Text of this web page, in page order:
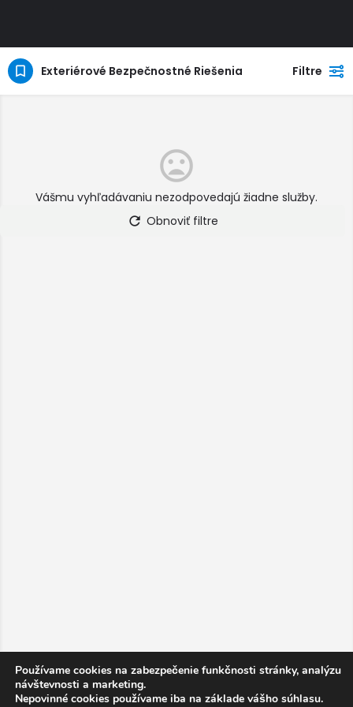
Exteriérové Bezpečnostné Riešenia Filtre
Vášmu vyhľadávaniu nezodpovedajú žiadne služby.
Obnoviť filtre
Používame cookies na zabezpečenie funkčnosti stránky, analýzu
návštevnosti a marketing.
Nepovinné cookies používame iba na základe vášho súhlasu.